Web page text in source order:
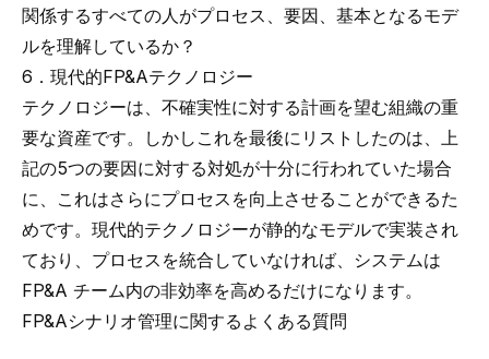
関係するすべての人がプロセス、要因、基本となるモデ
ルを理解しているか？
6．現代的FP&Aテクノロジー
テクノロジーは、不確実性に対する計画を望む組織の重
要な資産です。しかしこれを最後にリストしたのは、上
記の5つの要因に対する対処が十分に行われていた場合
に、これはさらにプロセスを向上させることができるた
めです。現代的テクノロジーが静的なモデルで実装され
ており、プロセスを統合していなければ、システムは
FP&A チーム内の非効率を高めるだけになります。
FP&Aシナリオ管理に関するよくある質問